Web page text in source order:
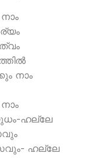
നാം
ഹല്ലേ
ഹല്ലേ